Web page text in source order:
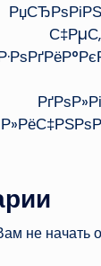
не начать